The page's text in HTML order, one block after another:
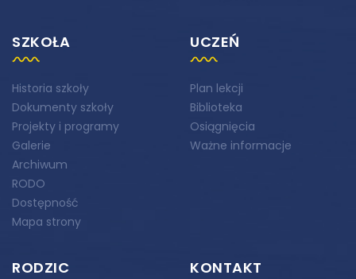
SZKOŁA
Historia szkoły
Dokumenty szkoły
Projekty i programy
Galerie
Archiwum
RODO
Dostępność
Mapa strony
UCZEŃ
Plan lekcji
Biblioteka
Osiągnięcia
Ważne informacje
RODZIC KONTAKT